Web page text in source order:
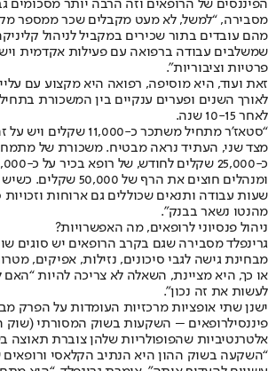
הפיננסים של הרופאים וזה הרבה יותר מסכומים
מסבירה, “למשל, לא מעט מקבלים שכר ממספר
מהם עובדים בתור שכירים במקביל לניהול
שמשלבים עבודה ברפואה עם פעילות אקדמית
פרטיות וציבוריות”.
זאת ועוד, היא מוסיפה, רפואה היא מקצוע עם
לאורך השנים ופערים ענקיים בין המשכורת
לאחר 10-15 שנה.
“סטאז’ר מתחיל משתכר כ-
מצד שני, העתיד נראה מבטיח. משכורת של
שעות עבודה ותנאים שכוללים גם ארוחות
מהנטו נשאר בבנק”.
ניהול פנסיוני לרופאים, מה האפשרויות?
גרינפלד מסבירה שגם בקרב הרופאים יש סוגים
מבחינת גישה לגבי סיכונים, נזילות, אפיקים,
או כך, היא מציינת, השאלה לא צריכה להיות “האם
לעשות את זה נכון”.
ישנן שתי אופציות מרכזיות העומדות על הפרק
פיננסילרופאים – השקעות בשוק המסורתי (שוק
אלטרנטיביות שהפופולריות שלהן צוברת תאוצה
“השקעה בשוק ההון היא הנתיב הקלאסי